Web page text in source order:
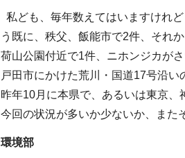
私ども、毎年数えてはいますけれ
う既に、秩父、飯能市で2件、それ
荷山公園付近で1件、ニホンジカが
戸田市にかけた荒川・国道17号沿
昨年10月に本県で、あるいは東京、
今回の状況が多いか少ないか、また
環境部